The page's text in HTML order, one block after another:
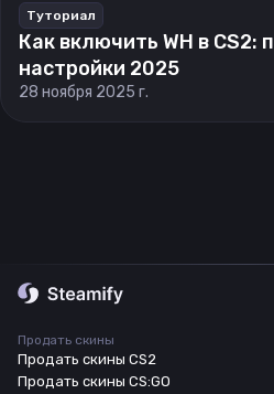
Туториал
Как включить WH в CS2:
настройки 2025
28 ноября 2025 г.
Продать скины
Продать скины CS2
Продать скины CS:GO